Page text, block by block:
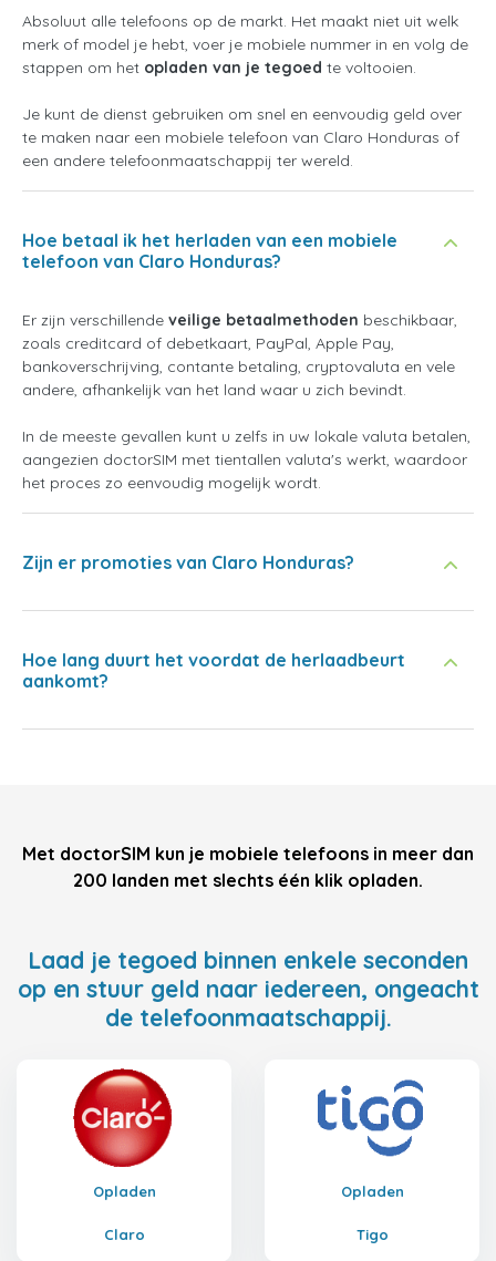
Absoluut alle telefoons op de markt. Het maakt niet uit welk
merk of model je hebt, voer je mobiele nummer in en volg de
stappen om het opladen van je tegoed te voltooien.
Je kunt de dienst gebruiken om snel en eenvoudig geld over
te maken naar een mobiele telefoon van Claro Honduras of
een andere telefoonmaatschappij ter wereld.
Hoe betaal ik het herladen van een mobiele
telefoon van Claro Honduras?
Er zijn verschillende veilige betaalmethoden beschikbaar,
zoals creditcard of debetkaart, PayPal, Apple Pay,
bankoverschrijving, contante betaling, cryptovaluta en vele
andere, afhankelijk van het land waar u zich bevindt.
In de meeste gevallen kunt u zelfs in uw lokale valuta betalen,
aangezien doctorSIM met tientallen valuta's werkt, waardoor
het proces zo eenvoudig mogelijk wordt.
Zijn er promoties van Claro Honduras?
Hoe lang duurt het voordat de herlaadbeurt
aankomt?
Met doctorSIM kun je mobiele telefoons in meer dan
200 landen met slechts één klik opladen.
Laad je tegoed binnen enkele seconden
op en stuur geld naar iedereen, ongeacht
de telefoonmaatschappij.
Opladen
Claro
Opladen
Tigo